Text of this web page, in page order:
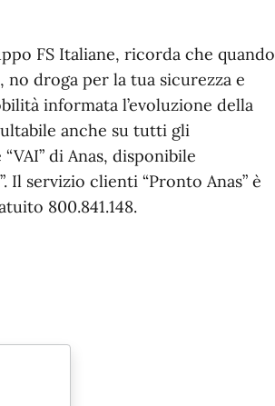
FS Italiane, ricorda che quando
droga per la tua sicurezza e
informata l’evoluzione della
anche su tutti gli
di Anas, disponibile
Il servizio clienti “Pronto Anas” è
800.841.148.